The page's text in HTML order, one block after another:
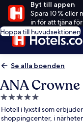
Byt till appen
Spara 10 %
in för att tjäna
Hoppa till huvudsektionen
Se alla boenden
ANA Crowne
5.0-
stjärnigt
boende
Hotell i lyxstil som
shoppingcenter, i